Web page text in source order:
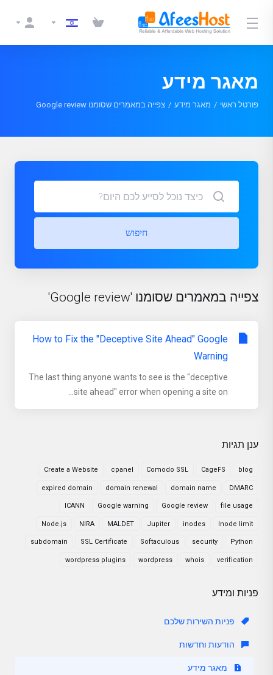
מאגר מידע
פורטל ראשי מאגר מידע צפייה במאמרים שסומנו Google review
ענן תגיות
blog
CageFS
Comodo SSL
cpanel
Create a Website
DMARC
domain name
domain renewal
expired domain
file usage
Google review
Google warning
ICANN
Inode limit
inodes
Jupiter
MALDET
NIRA
Node.js
Python
security
Softaculous
SSL Certificate
subdomain
verification
whois
wordpress
wordpress plugins
פניות ומידע
פניות השירות שלכם
הודעות וחדשות
מאגר מידע
חיפוש
צפייה במאמרים שסומנו 'Google review'
How to Fix the "Deceptive Site Ahead" Google
Warning
The last thing anyone wants to see is the "deceptive
site ahead" error when opening a site on...